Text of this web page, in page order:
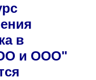
в
и ООО"